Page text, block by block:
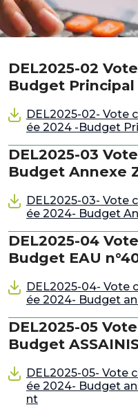
DEL2025-02
Budget Principal
DEL2025-02- Vote
ée 2024 -Budget
DEL2025-03
Budget Annexe
DEL2025-03- Vote
ée 2024- Budget
DEL2025-04
Budget EAU
DEL2025-04- Vote
ée 2024- Budget
DEL2025-05
Budget
DEL2025-05- Vote
ée 2024- Budget
nt